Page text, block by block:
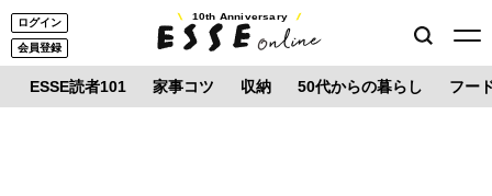
ログイン
会員登録
10th Anniversary
ESSE読者101 家事コツ 収納 50代からの暮らし フー